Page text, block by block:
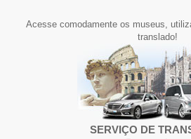
Acesse comodamente os museus,
translado!
SERVIÇO DE